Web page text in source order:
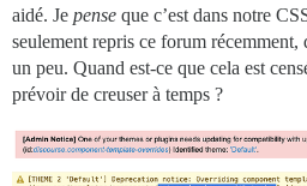
aidé. Je pense que c’est dans notre
seulement repris ce forum
un peu. Quand est-ce que cela est
prévoir de creuser à temps ?